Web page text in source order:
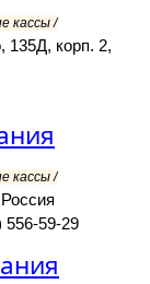
кассы /
135Д, корп. 2,
кассы /
556-59-29